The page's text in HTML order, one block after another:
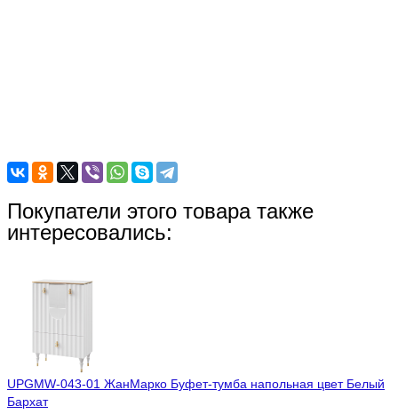
Покупатели этого товара также
интересовались:
UPGMW-043-01 ЖанМарко Буфет-тумба напольная цвет Белый
Бархат